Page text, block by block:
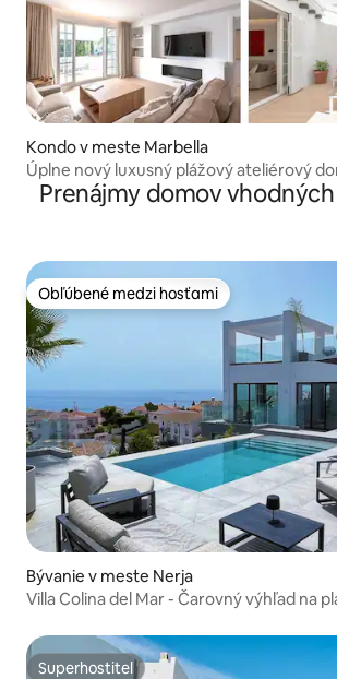
Kondo v meste Marbella
Úplne nový luxusný plážový ateliérový
Prenájmy domov
Obľúbené medzi hosťami
Obľúbené medzi hosťami
Bývanie v meste Nerja
Villa Colina del Mar - Čarovný výhľad na
Superhostiteľ